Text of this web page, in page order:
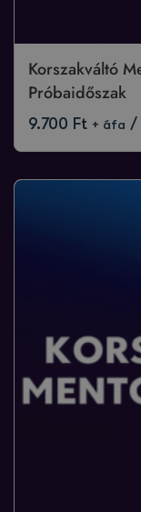
Korszakváltó
Próbaidőszak
9.700 Ft + áfa /